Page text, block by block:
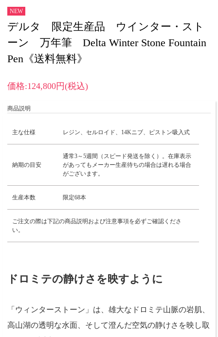
NEW
デルタ 限定生産品 ウインター・スト
ーン 万年筆 Delta Winter Stone Fountain
Pen《送料無料》
価格:124,800円(税込)
商品説明
主な仕様 レジン、セルロイド、14Kニブ、ピストン吸入式
納期の目安
通常3～5週間（スピード発送を除く）。在庫表示
があってもメーカー生産待ちの場合は遅れる場合
がございます。
生産本数 限定68本
ご注文の際は下記の商品説明および注意事項を必ずご確認くださ
い。
ドロミテの静けさを映すように
「ウィンターストーン」は、雄大なドロミテ山脈の岩肌、
高山湖の透明な水面、そして澄んだ空気の静けさを映し取